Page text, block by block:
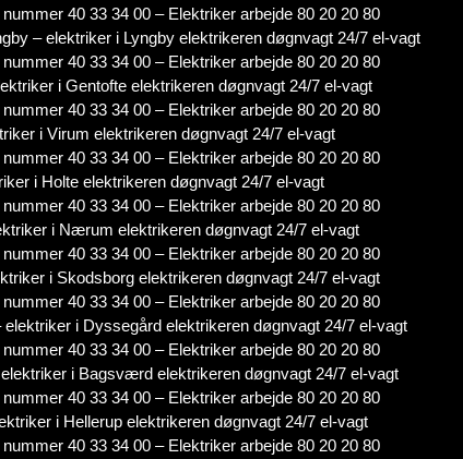
40 33 34 00 – Elektriker arbejde 80 20 20 80
– elektriker i Lyngby elektrikeren døgnvagt 24/7 el-vagt
40 33 34 00 – Elektriker arbejde 80 20 20 80
i Gentofte elektrikeren døgnvagt 24/7 el-vagt
40 33 34 00 – Elektriker arbejde 80 20 20 80
i Virum elektrikeren døgnvagt 24/7 el-vagt
40 33 34 00 – Elektriker arbejde 80 20 20 80
i Holte elektrikeren døgnvagt 24/7 el-vagt
40 33 34 00 – Elektriker arbejde 80 20 20 80
i Nærum elektrikeren døgnvagt 24/7 el-vagt
40 33 34 00 – Elektriker arbejde 80 20 20 80
i Skodsborg elektrikeren døgnvagt 24/7 el-vagt
40 33 34 00 – Elektriker arbejde 80 20 20 80
i Dyssegård elektrikeren døgnvagt 24/7 el-vagt
40 33 34 00 – Elektriker arbejde 80 20 20 80
i Bagsværd elektrikeren døgnvagt 24/7 el-vagt
40 33 34 00 – Elektriker arbejde 80 20 20 80
i Hellerup elektrikeren døgnvagt 24/7 el-vagt
40 33 34 00 – Elektriker arbejde 80 20 20 80